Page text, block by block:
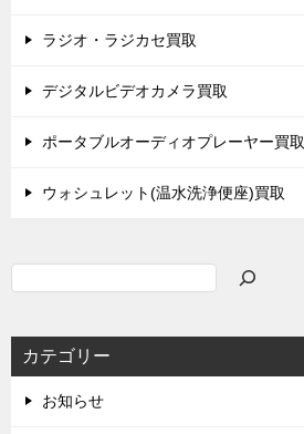
ラジオ・ラジカセ買取
デジタルビデオカメラ買取
ポータブルオーディオプレーヤー買取
ウォシュレット(温水洗浄便座)買取
カテゴリー
お知らせ